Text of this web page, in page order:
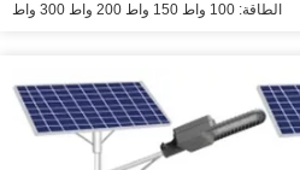
الطاقة: 100 واط 150 واط 200 واط 300 واط